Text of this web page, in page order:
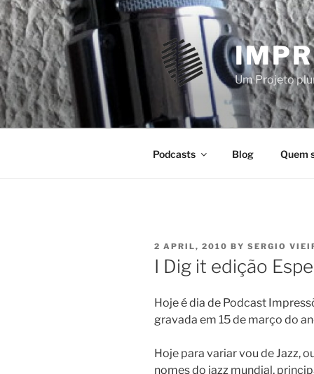
Skip
to
content
Um Projeto
Podcasts Blog Quem
POSTED
ON
2 APRIL, 2010 BY SERGIO
I Dig it edição
Hoje é dia de Podcast
gravada em 15 de março do
Hoje para variar vou de Jazz,
nomes do jazz mundial,